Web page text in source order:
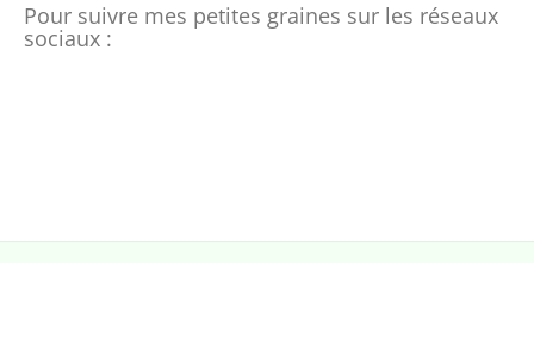
Pour suivre mes petites graines sur les réseaux
sociaux :